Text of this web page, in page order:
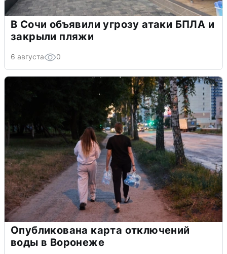
В Сочи объявили угрозу атаки БПЛА и
закрыли пляжи
6 августа 0
Опубликована карта отключений
воды в Воронеже